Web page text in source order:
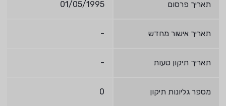
תאריך פרסום 01/05/1995
תאריך אישור מחדש -
תאריך תיקון טעות -
מספר גליונות תיקון 0